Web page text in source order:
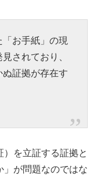
お手紙」の現
されており、
ぬ証拠が存在す
を立証する証拠と
」が問題なのではな